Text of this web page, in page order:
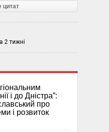
цитат
2 тижні
і до Дністра”:
про
і розвиток